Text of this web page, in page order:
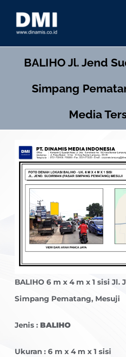
BALIHOJl. Jend
Simpang
Media
BALIHO 6 m x 4 m x 1 sisi Jl.
Simpang Pematang, Mesuji
Jenis : BALIHO
Ukuran : 6 m x 4 m x 1 sisi